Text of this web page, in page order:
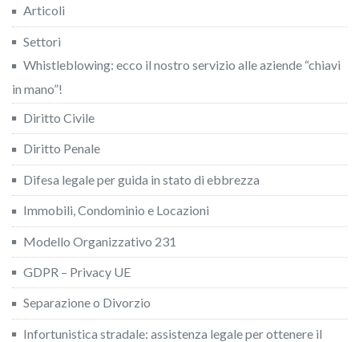
Articoli
Settori
Whistleblowing: ecco il nostro servizio alle aziende “chiavi
in mano”!
Diritto Civile
Diritto Penale
Difesa legale per guida in stato di ebbrezza
Immobili, Condominio e Locazioni
Modello Organizzativo 231
GDPR – Privacy UE
Separazione o Divorzio
Infortunistica stradale: assistenza legale per ottenere il